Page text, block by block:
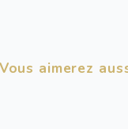
Vous aimerez